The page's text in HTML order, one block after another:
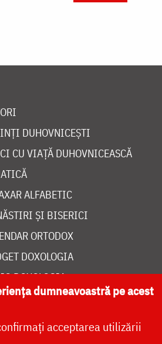
DUHOVNICEȘTI
CU VIAȚĂ DUHOVNICEASCĂ
ALFABETIC
ȘI BISERICI
ORTODOX
DOXOLOGIA
DOXOLOGIA
dumneavoastră pe acest
acceptarea utilizării